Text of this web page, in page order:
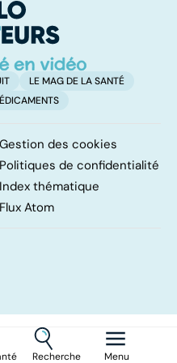
Recherche Menu
traitements
LE MAG DE LA SANTÉ
Gestion des cookies
Politiques de confidentialité
Index thématique
Flux Atom